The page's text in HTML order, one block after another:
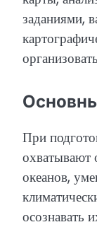
заданиями,
При
охватывают
океанов,
осознавать